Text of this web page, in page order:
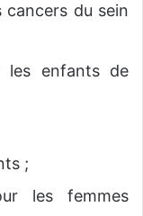
du sein
les enfants de
;
les femmes